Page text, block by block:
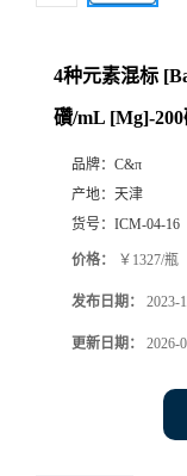
4种元素混标
礸/mL [Mg]-
品牌： C&π
产地： 天津
货号： ICM-04-16
价格： ￥1327/瓶
发布日期： 2023-
更新日期： 2026-